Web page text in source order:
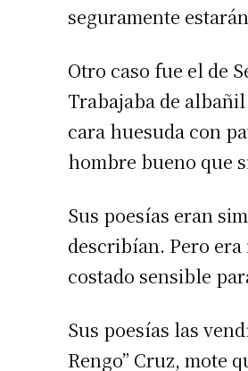
seguramente
Otro caso fue el de
Trabajaba de
cara huesuda con
hombre bueno que
Sus poesías eran
describían. Pero
costado sensible
Sus poesías las
Rengo” Cruz, mote